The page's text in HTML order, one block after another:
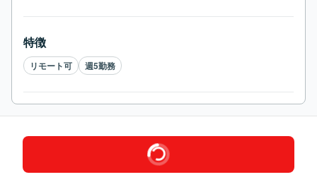
特徴
リモート可 週5勤務